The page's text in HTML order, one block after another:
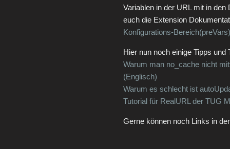
Variablen in der URL mit in
euch die Extension
Konfigurations-Bereich(preVars)
Hier nun noch einige Tipps und
Warum man no_cache nicht
(Englisch)
Warum es schlecht ist
Tutorial für RealURL der TUG
Gerne können noch Links in